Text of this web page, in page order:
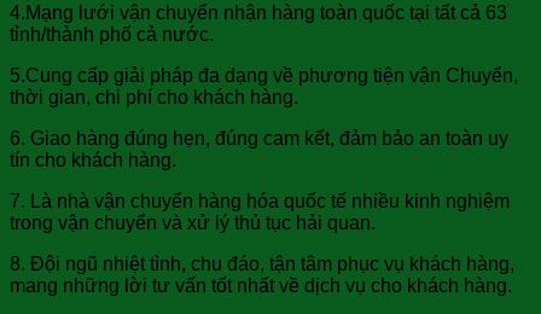
4.Mạng lưới vận chuyển nhận hàng toàn quốc tại tất cả 63
tỉnh/thành phố cả nước.
5.Cung cấp giải pháp đa dạng về phương tiện vận Chuyển,
thời gian, chi phí cho khách hàng.
6. Giao hàng đúng hẹn, đúng cam kết, đảm bảo an toàn uy
tín cho khách hàng.
7. Là nhà vận chuyển hàng hóa quốc tế nhiều kinh nghiệm
trong vận chuyển và xử lý thủ tục hải quan.
8. Đội ngũ nhiệt tình, chu đáo, tận tâm phục vụ khách hàng,
mang những lời tư vấn tốt nhất về dịch vụ cho khách hàng.